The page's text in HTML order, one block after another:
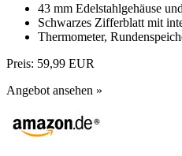
43 mm Edelstahlgehäuse
Schwarzes Zifferblatt mit
Thermometer,
Preis: 59,99 EUR
Angebot ansehen »